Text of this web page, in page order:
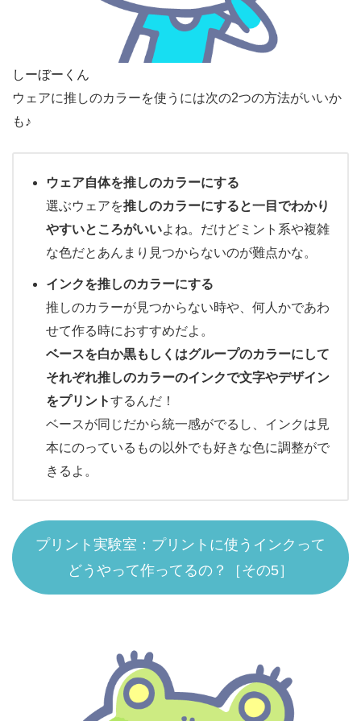
しーぼーくん
ウェアに推しのカラーを使うには次の2つの方法がいいか
も♪
ウェア自体を推しのカラーにする
選ぶウェアを推しのカラーにすると一目でわかり
やすいところがいいよね。だけどミント系や複雑
な色だとあんまり見つからないのが難点かな。
インクを推しのカラーにする
推しのカラーが見つからない時や、何人かであわ
せて作る時におすすめだよ。
ベースを白か黒もしくはグループのカラーにして
それぞれ推しのカラーのインクで文字やデザイン
をプリントするんだ！
ベースが同じだから統一感がでるし、インクは見
本にのっているもの以外でも好きな色に調整がで
きるよ。
プリント実験室：プリントに使うインクって
どうやって作ってるの？［その5］